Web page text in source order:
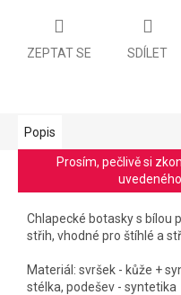
ZEPTAT SE SDÍLET
Popis
Prosím, pečlivě si
Chlapecké botasky s bílou
střih, vhodné pro štíhlé a
Materiál: svršek - kůže +
stélka, podešev - syntetika